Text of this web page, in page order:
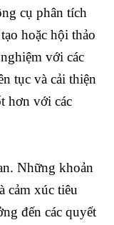
cụ phân tích
hoặc hội thảo
với các
tục và cải thiện
hơn với các
Những khoản
cảm xúc tiêu
đến các quyết